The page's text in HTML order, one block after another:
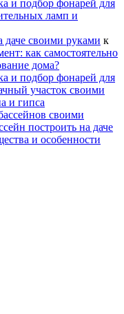
и подбор фонарей для
ламп и
даче своими руками к
как самостоятельно
дома?
и подбор фонарей для
участок своими
и гипса
своими
построить на даче
и особенности